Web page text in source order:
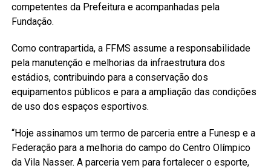
competentes da Prefeitura e acompanhadas pela
Fundação.
Como contrapartida, a FFMS assume a responsabilidade
pela manutenção e melhorias da infraestrutura dos
estádios, contribuindo para a conservação dos
equipamentos públicos e para a ampliação das condições
de uso dos espaços esportivos.
“Hoje assinamos um termo de parceria entre a Funesp e a
Federação para a melhoria do campo do Centro Olímpico
da Vila Nasser. A parceria vem para fortalecer o esporte,